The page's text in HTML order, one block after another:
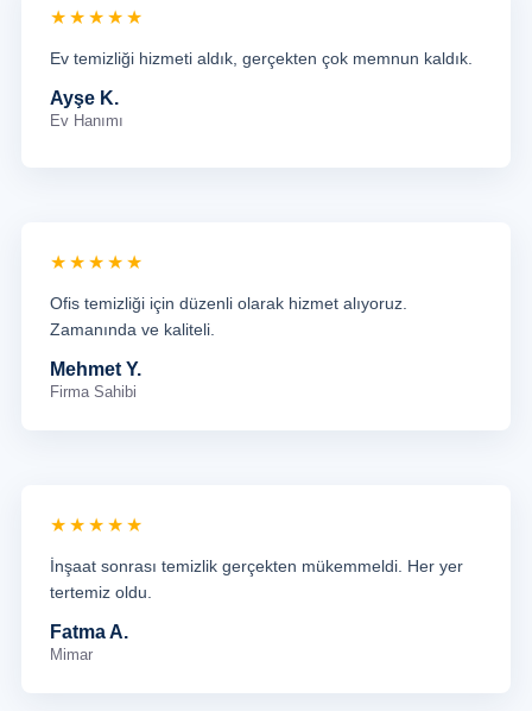
★★★★★
Ev temizliği hizmeti aldık, gerçekten çok memnun kaldık.
Ayşe K.
Ev Hanımı
★★★★★
Ofis temizliği için düzenli olarak hizmet alıyoruz.
Zamanında ve kaliteli.
Mehmet Y.
Firma Sahibi
★★★★★
İnşaat sonrası temizlik gerçekten mükemmeldi. Her yer
tertemiz oldu.
Fatma A.
Mimar